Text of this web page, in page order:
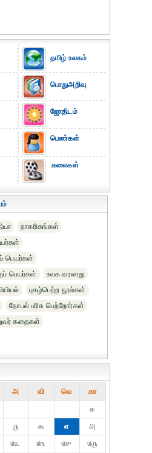
தமிழ் உலகம்
பொதுஅறிவு
ஜோதிடம்
பெண்கள்
கலைகள்
நாகரிகங்கள்
பெயர்கள்
பெயர்கள்
உலக வரலாறு
புகழ்பெற்ற நூல்கள்
நோபல் பரிசு‎ பெற்றோர்‎கள்
கதைகள்
அ வி வெ கா
௧
௫ ௬ ௭
௮
௰௨ ௰௩ ௰௪
௰௫